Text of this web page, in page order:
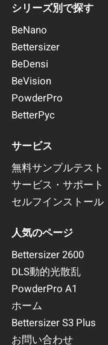
シリーズ別で探す
BeNano
Bettersizer
BeDensi
BeVision
PowderPro
BetterPyc
サービス
無料サンプルテスト
サービス・サポート
セルフインストール
人気のページ
Bettersizer 2600
DLS動的光散乱
PowderPro A1
ホーム
Bettersizer S3 Plus
お問い合わせ